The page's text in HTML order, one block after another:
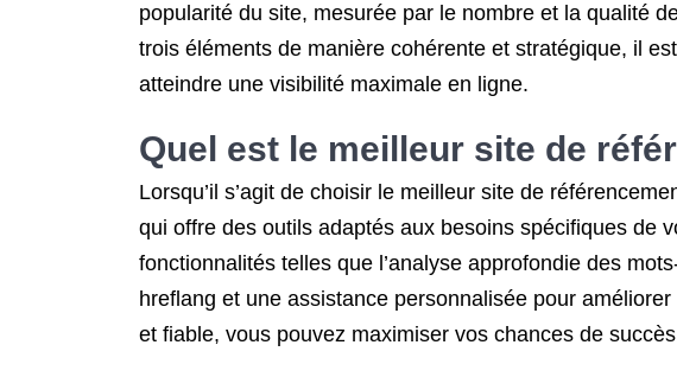
popularité du site, mesurée par le nombre et la qualité
trois éléments de manière cohérente et stratégique, il
atteindre une visibilité maximale en ligne.
Quel est le meilleur site de
Lorsqu’il s’agit de choisir le meilleur site de
qui offre des outils adaptés aux besoins spécifiques de
fonctionnalités telles que l’analyse approfondie des
hreflang et une assistance personnalisée pour
et fiable, vous pouvez maximiser vos chances de